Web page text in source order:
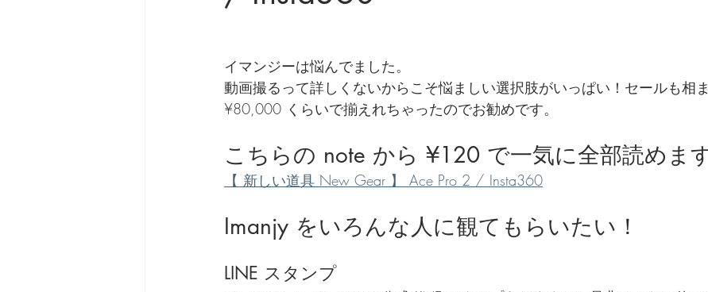
劇団 Avan 劇伴が出来るまでを追ったドキュメンタリー、二つの舞台裏
イマンジーは悩んでました。
動画撮るって詳しくないからこそ悩ましい選択肢がいっぱい！セールも相
¥80,000 くらいで揃えれちゃったのでお勧めです。
こちらの note から ¥120 で一気に全部読めま
【 新しい道具 New Gear 】 Ace Pro 2 / Insta360
Imanjy をいろんな人に観てもらいたい！
LINE スタンプ